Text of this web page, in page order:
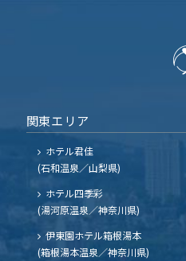
関東エリア
ホテル君佳
(石和温泉／山梨県)
ホテル四季彩
(湯河原温泉／神奈川県)
伊東園ホテル箱根湯本
(箱根湯本温泉／神奈川県)